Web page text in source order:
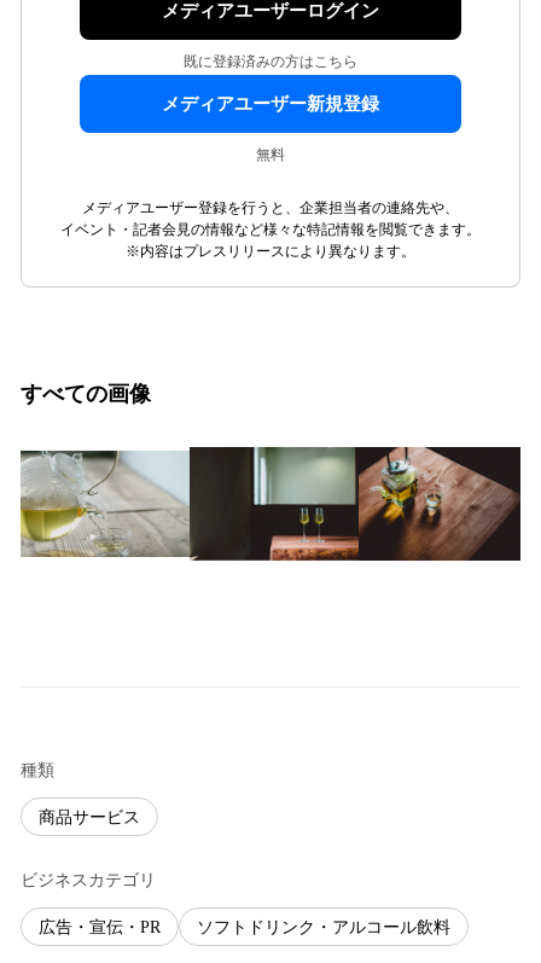
メディアユーザーログイン
既に登録済みの方はこちら
メディアユーザー新規登録
無料
メディアユーザー登録を行うと、企業担当者の連絡先や、
イベント・記者会見の情報など様々な特記情報を閲覧できます。
※内容はプレスリリースにより異なります。
すべての画像
種類
商品サービス
ビジネスカテゴリ
広告・宣伝・PR ソフトドリンク・アルコール飲料